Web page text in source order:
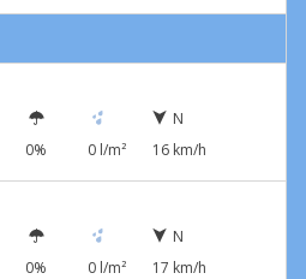
0% 0 l/m²
N
16 km/h
0% 0 l/m²
N
17 km/h